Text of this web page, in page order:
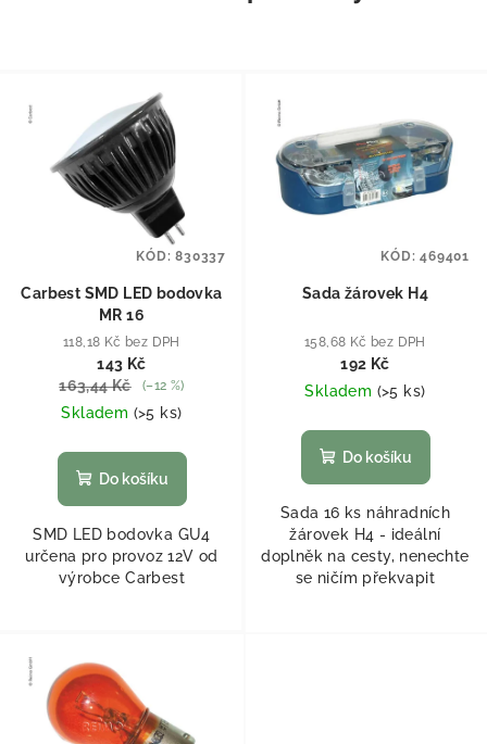
Carbest SMD LED bodovka
MR 16
118,18 Kč bez DPH
143 Kč
163,44 Kč
(–12 %)
Skladem (>5 ks)
Do košíku
SMD LED bodovka GU4
určena pro provoz 12V od
výrobce Carbest
KÓD:830337
Sada žárovek H4
158,68 Kč bez DPH
192 Kč
Skladem (>5 ks)
Do košíku
Sada 16 ks náhradních
žárovek H4 - ideální
doplněk na cesty, nenechte
se ničím překvapit
KÓD:469401